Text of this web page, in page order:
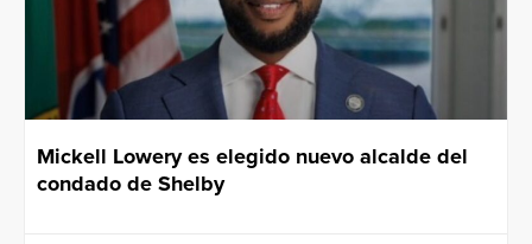
Mickell Lowery es elegido nuevo alcalde del
condado de Shelby